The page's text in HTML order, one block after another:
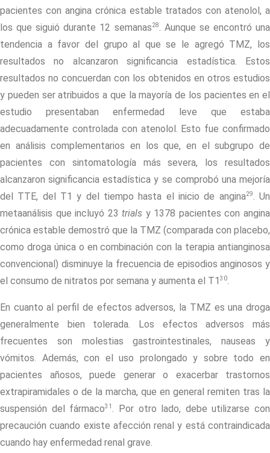
pacientes con angina crónica estable tratados con atenolol, a
los que siguió durante 12 semanas28. Aunque se encontró una
tendencia a favor del grupo al que se le agregó TMZ, los
resultados no alcanzaron significancia estadística. Estos
resultados no concuerdan con los obtenidos en otros estudios
y pueden ser atribuidos a que la mayoría de los pacientes en el
estudio presentaban enfermedad leve que estaba
adecuadamente controlada con atenolol. Esto fue confirmado
en análisis complementarios en los que, en el subgrupo de
pacientes con sintomatología más severa, los resultados
alcanzaron significancia estadística y se comprobó una mejoría
del TTE, del T1 y del tiempo hasta el inicio de angina29. Un
metaanálisis que incluyó 23trials y 1378 pacientes con angina
crónica estable demostró que la TMZ (comparada con placebo,
como droga única o en combinación con la terapia antianginosa
convencional) disminuye la frecuencia de episodios anginosos y
el consumo de nitratos por semana y aumenta el T1 30.
En cuanto al perfil de efectos adversos, la TMZ es una droga
generalmente bien tolerada. Los efectos adversos más
frecuentes son molestias gastrointestinales, nauseas y
vómitos. Además, con el uso prolongado y sobre todo en
pacientes añosos, puede generar o exacerbar trastornos
extrapiramidales o de la marcha, que en general remiten tras la
suspensión del fármaco31 . Por otro lado, debe utilizarse con
precaución cuando existe afección renal y está contraindicada
cuando hay enfermedad renal grave.